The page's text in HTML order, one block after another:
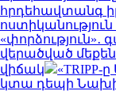
հրդեհավտանգ
«փորձություն»․
վերածված
վիճակ
կտա դեպի